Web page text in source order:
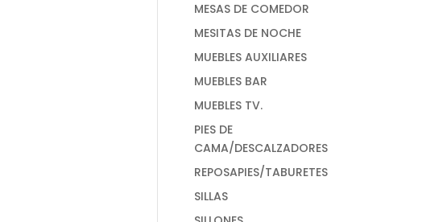
MESAS DE COMEDOR
MESITAS DE NOCHE
MUEBLES AUXILIARES
MUEBLES BAR
MUEBLES TV.
PIES DE
CAMA/DESCALZADORES
REPOSAPIES/TABURETES
SILLAS